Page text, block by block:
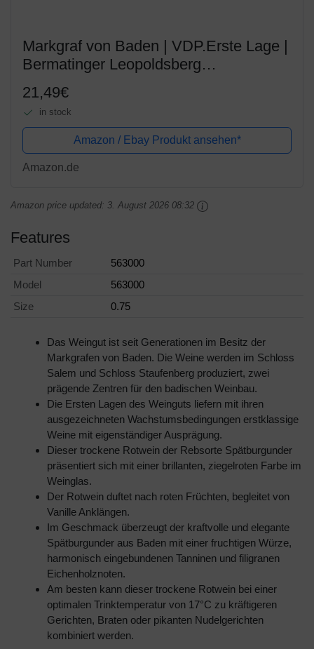
Markgraf von Baden | VDP.Erste Lage |
Bermatinger Leopoldsberg
Spätburgunder| Trockener Rotwein aus
Baden (1 x 0,75l)
21,49€
in stock
Amazon / Ebay Produkt ansehen*
Amazon.de
Amazon price updated: 3. August 2026 08:32
Features
Part Number
563000
Model
563000
Size
0.75
Das Weingut ist seit Generationen im Besitz der
Markgrafen von Baden. Die Weine werden im Schloss
Salem und Schloss Staufenberg produziert, zwei
prägende Zentren für den badischen Weinbau.
Die Ersten Lagen des Weinguts liefern mit ihren
ausgezeichneten Wachstumsbedingungen erstklassige
Weine mit eigenständiger Ausprägung.
Dieser trockene Rotwein der Rebsorte Spätburgunder
präsentiert sich mit einer brillanten, ziegelroten Farbe im
Weinglas.
Der Rotwein duftet nach roten Früchten, begleitet von
Vanille Anklängen.
Im Geschmack überzeugt der kraftvolle und elegante
Spätburgunder aus Baden mit einer fruchtigen Würze,
harmonisch eingebundenen Tanninen und filigranen
Eichenholznoten.
Am besten kann dieser trockene Rotwein bei einer
optimalen Trinktemperatur von 17°C zu kräftigeren
Gerichten, Braten oder pikanten Nudelgerichten
kombiniert werden.